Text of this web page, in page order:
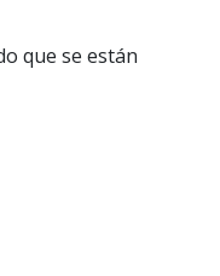
que se están